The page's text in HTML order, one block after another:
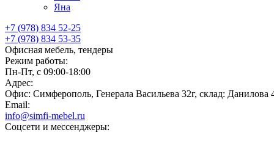
Яна
+7 (978) 834 52-25
+7 (978) 834 53-35
Офисная мебель, тендеры
Режим работы:
Пн-Пт, с 09:00-18:00
Адрес:
Офис: Симферополь, Генерала Васильева 32г, склад: Данилова
Email:
info@simfi-mebel.ru
Соцсети и мессенджеры: